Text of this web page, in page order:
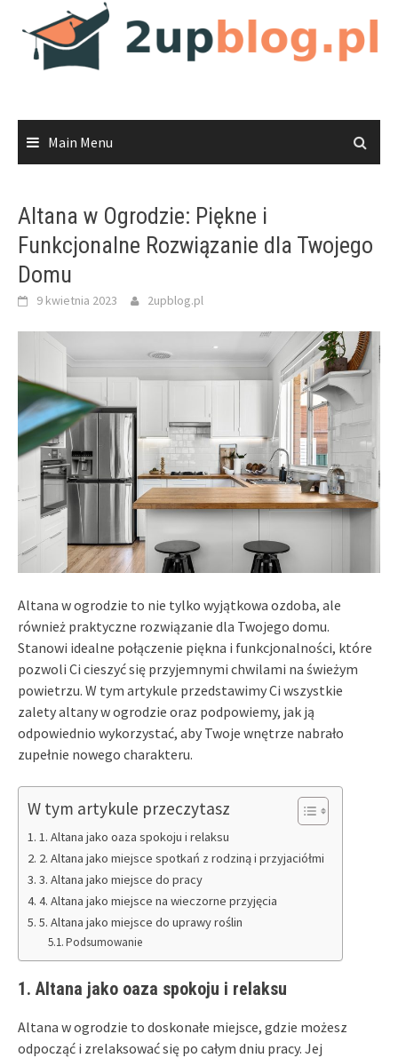
content
Main Menu
Altana w Ogrodzie: Piękne i
Funkcjonalne Rozwiązanie dla Twojego
Domu
9 kwietnia 2023 2upblog.pl
Altana w ogrodzie to nie tylko wyjątkowa ozdoba, ale
również praktyczne rozwiązanie dla Twojego domu.
Stanowi idealne połączenie piękna i funkcjonalności, które
pozwoli Ci cieszyć się przyjemnymi chwilami na świeżym
powietrzu. W tym artykule przedstawimy Ci wszystkie
zalety altany w ogrodzie oraz podpowiemy, jak ją
odpowiednio wykorzystać, aby Twoje wnętrze nabrało
zupełnie nowego charakteru.
W tym artykule przeczytasz
1. Altana jako oaza spokoju i relaksu
2. Altana jako miejsce spotkań z rodziną i przyjaciółmi
3. Altana jako miejsce do pracy
4. Altana jako miejsce na wieczorne przyjęcia
5. Altana jako miejsce do uprawy roślin
Podsumowanie
1. Altana jako oaza spokoju i relaksu
Altana w ogrodzie to doskonałe miejsce, gdzie możesz
odpocząć i zrelaksować się po całym dniu pracy. Jej